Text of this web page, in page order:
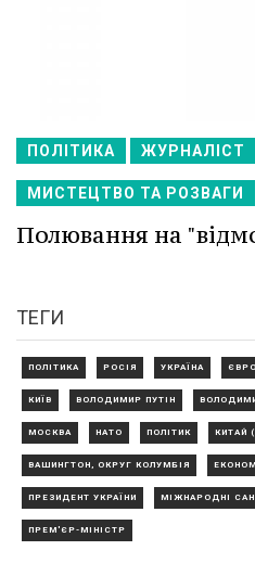
ПОЛІТИКА ЖУРНАЛІСТ
МИСТЕЦТВО ТА РОЗВАГИ
Полювання на
ТЕГИ
ПОЛІТИКА РОСІЯ УКРАЇНА
КИЇВ ВОЛОДИМИР ПУТІН
МОСКВА НАТО ПОЛІТИК КИТАЙ
ВАШИНГТОН, ОКРУГ КОЛУМБІЯ
ПРЕЗИДЕНТ УКРАЇНИ МІЖНАРОДНІ
ПРЕМ'ЄР-МІНІСТР